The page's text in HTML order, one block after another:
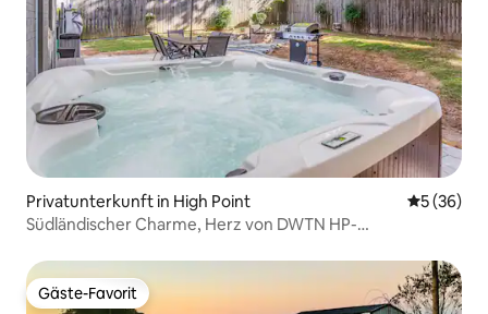
Privatunterkunft in High Point
5 (36)
Südländischer Charme, Herz von DWTN HP-
Gäste-Favorit
Gäste-Favorit